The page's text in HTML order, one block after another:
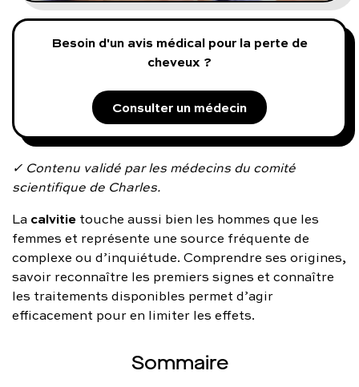
Prenez soin de vous :
Consultez un médecin
Vous avez des questions :
FAQ complète
01 86 65 17 33
contact@charles.co
Besoin d'un avis médical pour la perte de
cheveux ?
Consulter un médecin
✓ Contenu validé par les médecins du comité
scientifique de Charles.
La calvitie touche aussi bien les hommes que les
femmes et représente une source fréquente de
complexe ou d’inquiétude. Comprendre ses origines,
savoir reconnaître les premiers signes et connaître
les traitements disponibles permet d’agir
efficacement pour en limiter les effets.
Sommaire